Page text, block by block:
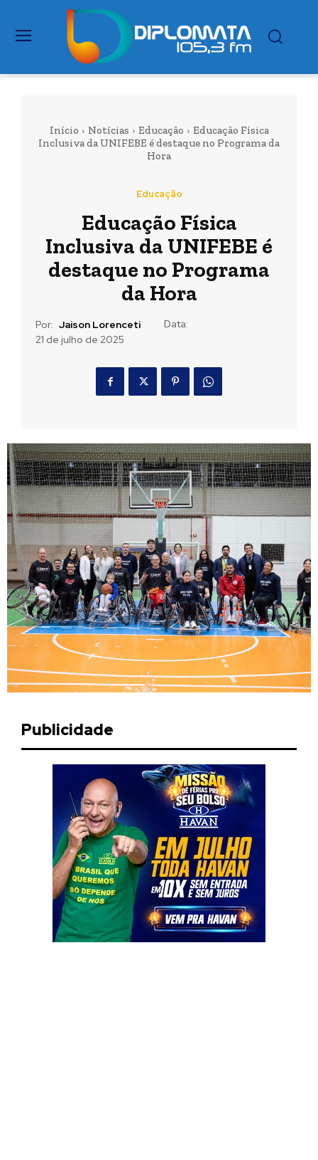
Início Notícias Educação
Educação Física
Inclusiva da UNIFEBE é destaque no Programa da
Hora
Educação
Educação Física
Inclusiva da UNIFEBE é
destaque no Programa
da Hora
Por: Jaison Lorenceti
Data:
21 de julho de 2025
Publicidade